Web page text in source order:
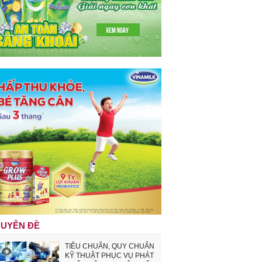
ĐỀ
TIÊU CHUẨN, QUY CHUẨN
KỸ THUẬT PHỤC VỤ PHÁT